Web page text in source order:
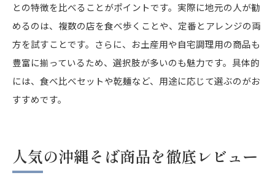
との特徴を比べることがポイントです。実際に地元の人が勧
めるのは、複数の店を食べ歩くことや、定番とアレンジの両
方を試すことです。さらに、お土産用や自宅調理用の商品も
豊富に揃っているため、選択肢が多いのも魅力です。具体的
には、食べ比べセットや乾麺など、用途に応じて選ぶのがお
すすめです。
人気の沖縄そば商品を徹底レビュー